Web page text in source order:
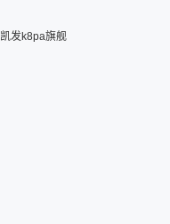
凯发k8pa旗舰